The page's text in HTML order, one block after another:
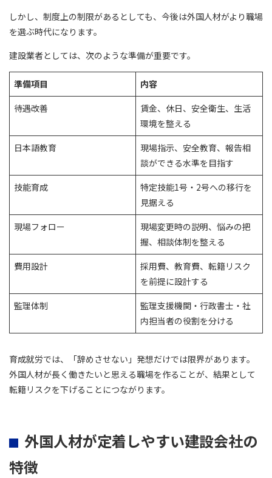
しかし、制度上の制限があるとしても、今後は外国人材がより職場
を選ぶ時代になります。
建設業者としては、次のような準備が重要です。
準備項目
内容
待遇改善
賃金、休日、安全衛生、生活
環境を整える
日本語教育
現場指示、安全教育、報告相
談ができる水準を目指す
技能育成
特定技能1号・2号への移行を
見据える
現場フォロー
現場変更時の説明、悩みの把
握、相談体制を整える
費用設計
採用費、教育費、転籍リスク
を前提に設計する
監理体制
監理支援機関・行政書士・社
内担当者の役割を分ける
育成就労では、「辞めさせない」発想だけでは限界があります。
外国人材が長く働きたいと思える職場を作ることが、結果として
転籍リスクを下げることにつながります。
外国人材が定着しやすい建設会社の
特徴